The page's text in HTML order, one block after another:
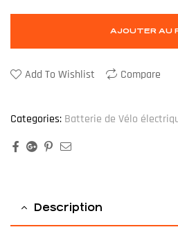
AJOUTER AU
Add To Wishlist Compare
Categories: Batterie de Vélo
Facebook
Google+Pinterest
Description